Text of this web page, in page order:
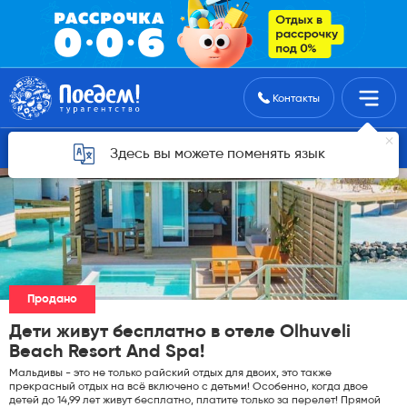
Поиск туровКонтакты
Здесь вы можете поменять язык
Горящие туры для Астаны
Продано
Дети живут бесплатно в отеле Olhuveli
Beach Resort And Spa!
Мальдивы - это не только райский отдых для двоих, это также
прекрасный отдых на всё включено с детьми! Особенно, когда двое
детей до 14,99 лет живут бесплатно, платите только за перелет! Прямой